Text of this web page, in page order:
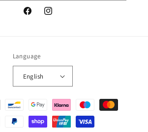
FacebookInstagram
Language
English